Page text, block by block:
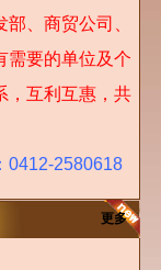
、商贸公司、
需要的单位及个
，互利互惠，共
0412-2580618
更多